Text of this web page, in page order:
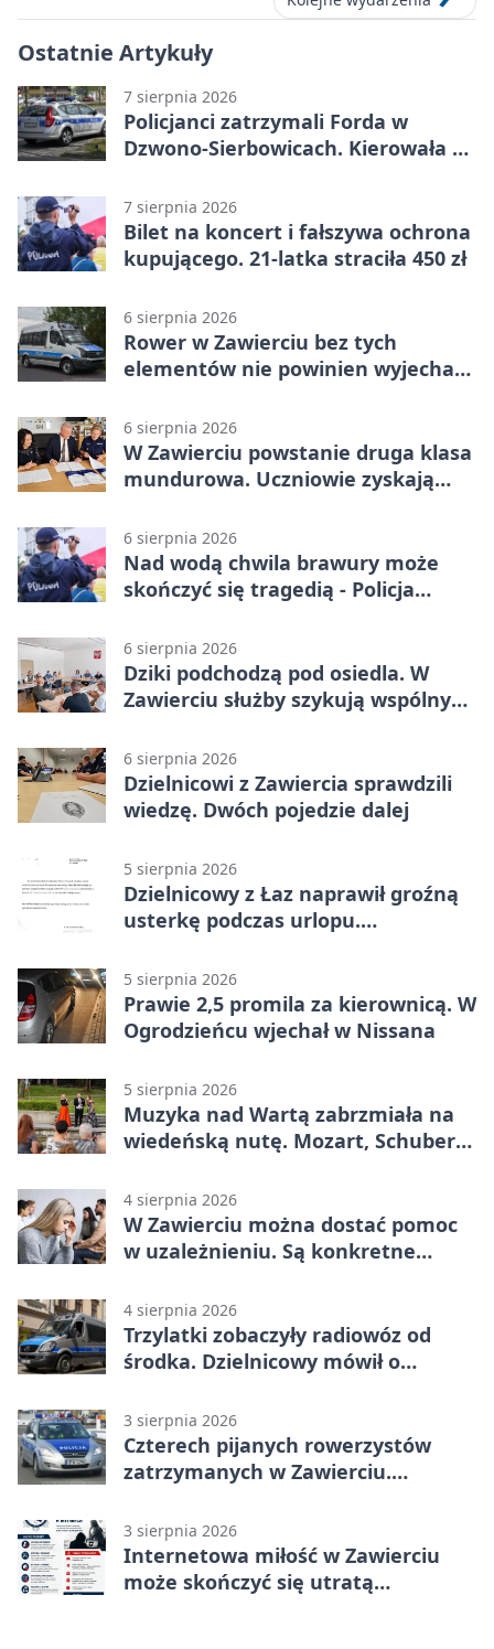
Ostatnie Artykuły
7 sierpnia 2026
Policjanci zatrzymali Forda w
Dzwono-Sierbowicach. Kierowała po
7 sierpnia 2026
Bilet na koncert i fałszywa ochrona
kupującego. 21-latka straciła 450 zł
6 sierpnia 2026
Rower w Zawierciu bez tych
elementów nie powinien wyjechać
6 sierpnia 2026
W Zawierciu powstanie druga klasa
mundurowa. Uczniowie zyskają
6 sierpnia 2026
Nad wodą chwila brawury może
skończyć się tragedią - Policja
6 sierpnia 2026
Dziki podchodzą pod osiedla. W
Zawierciu służby szykują wspólny
6 sierpnia 2026
Dzielnicowi z Zawiercia sprawdzili
wiedzę. Dwóch pojedzie dalej
5 sierpnia 2026
Dzielnicowy z Łaz naprawił groźną
usterkę podczas urlopu.
5 sierpnia 2026
Prawie 2,5 promila za kierownicą. W
Ogrodzieńcu wjechał w Nissana
5 sierpnia 2026
Muzyka nad Wartą zabrzmiała na
wiedeńską nutę. Mozart, Schubert i
4 sierpnia 2026
W Zawierciu można dostać pomoc
w uzależnieniu. Są konkretne
4 sierpnia 2026
Trzylatki zobaczyły radiowóz od
środka. Dzielnicowy mówił o
3 sierpnia 2026
Czterech pijanych rowerzystów
zatrzymanych w Zawierciu.
3 sierpnia 2026
Internetowa miłość w Zawierciu
może skończyć się utratą